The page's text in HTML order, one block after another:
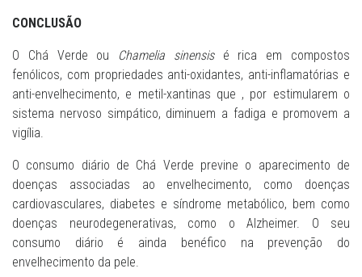
CONCLUSÃO
O Chá Verde ou Chamelia sinensis é rica em compostos
fenólicos, com propriedades anti-oxidantes, anti-inflamatórias e
anti-envelhecimento, e metil-xantinas que , por estimularem o
sistema nervoso simpático, diminuem a fadiga e promovem a
vigília.
O consumo diário de Chá Verde previne o aparecimento de
doenças associadas ao envelhecimento, como doenças
cardiovasculares, diabetes e síndrome metabólico, bem como
doenças neurodegenerativas, como o Alzheimer. O seu
consumo diário é ainda benéfico na prevenção do
envelhecimento da pele.